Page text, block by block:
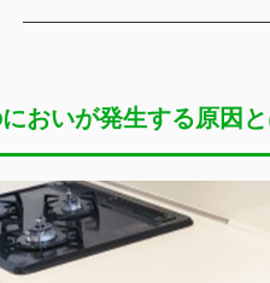
おいが発生する原因